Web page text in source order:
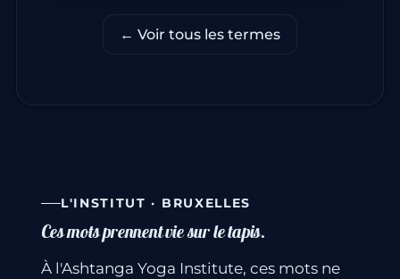
← Voir tous les termes
L'INSTITUT · BRUXELLES
Ces mots prennent vie sur le tapis.
À l'Ashtanga Yoga Institute, ces mots ne